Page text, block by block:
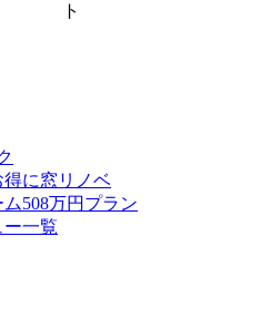
に窓リノベ
508万円プラン
ー一覧